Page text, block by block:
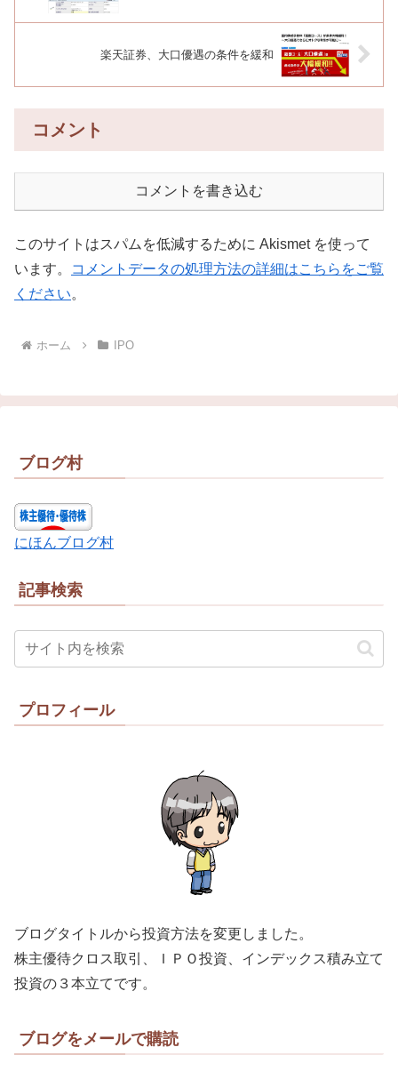
楽天証券、大口優遇の条件を緩和
コメント
コメントを書き込む
このサイトはスパムを低減するために Akismet を使って
います。
コメントデータの処理方法の詳細はこちらをご覧
ください。
ホーム IPO
ブログ村
にほんブログ村
記事検索
プロフィール
ブログタイトルから投資方法を変更しました。
株主優待クロス取引、ＩＰＯ投資、インデックス積み立て
投資の３本立てです。
ブログをメールで購読